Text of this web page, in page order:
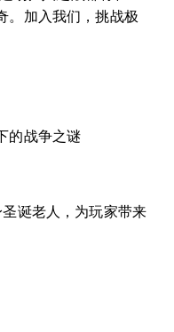
。加入我们，挑战极
的战争之谜
圣诞老人，为玩家带来